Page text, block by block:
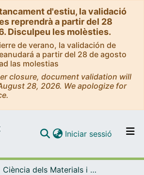
d'estiu, la validació
reprendrà a partir del 28
Disculpeu les molèsties.
de verano, la validación de
a partir del 28 de agosto
las molestias
closure, document validation will
28, 2026. We apologize for
Navega per tot el DD
Iniciar sessió (current)
Ciència dels Materials i Química Física